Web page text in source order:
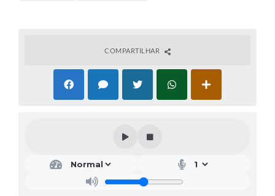
COMPARTILHAR